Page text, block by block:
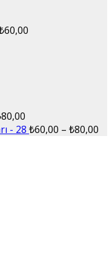
60,00
80,00
- 28 ₺60,00 – ₺80,00